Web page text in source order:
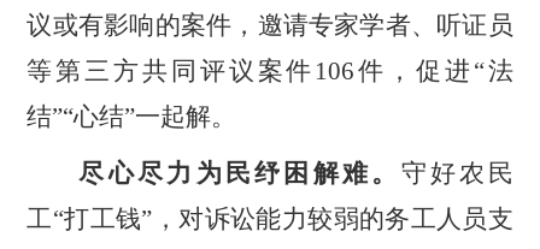
议或有影响的案件，邀请专家学者、听证员
等第三方共同评议案件 106件，促进 “法
结”“心结”一起解。
尽心尽力为民纾困解难。 守好农民
工“打工钱” ，对诉讼能力较弱的务工人员支